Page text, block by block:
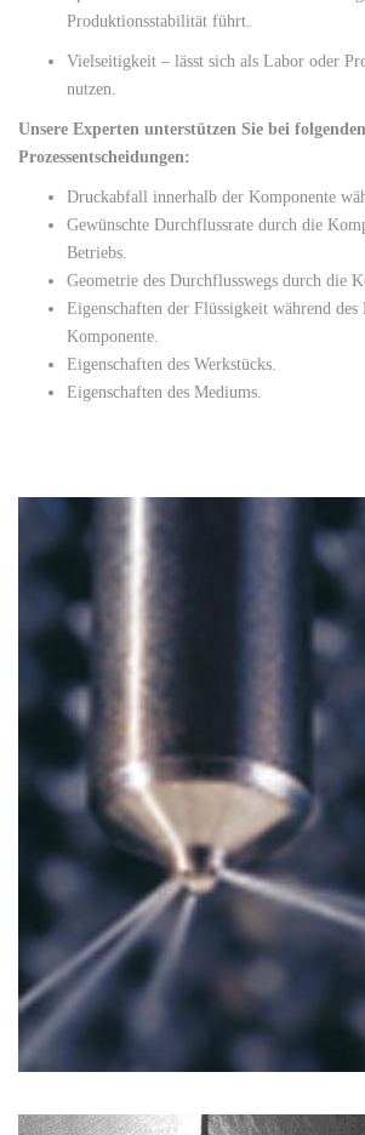
Produktionsstabilität führt.
Vielseitigkeit – lässt sich als Labor oder
nutzen.
Unsere Experten unterstützen Sie bei
Prozessentscheidungen:
Druckabfall innerhalb der Komponente
Gewünschte Durchflussrate durch die
Betriebs.
Geometrie des Durchflusswegs durch die
Eigenschaften der Flüssigkeit während des
Komponente.
Eigenschaften des Werkstücks.
Eigenschaften des Mediums.